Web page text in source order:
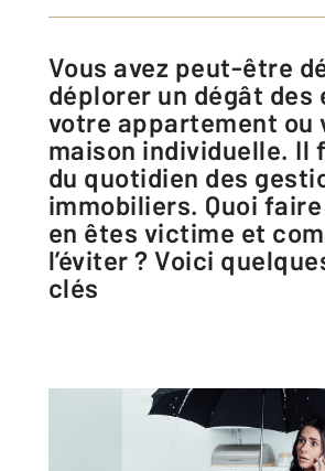
Vous avez peut-être déjà eu à
déplorer un dégât des
votre appartement ou
maison individuelle. Il
du quotidien des
immobiliers. Quoi
en êtes victime et
l’éviter ? Voici
clés